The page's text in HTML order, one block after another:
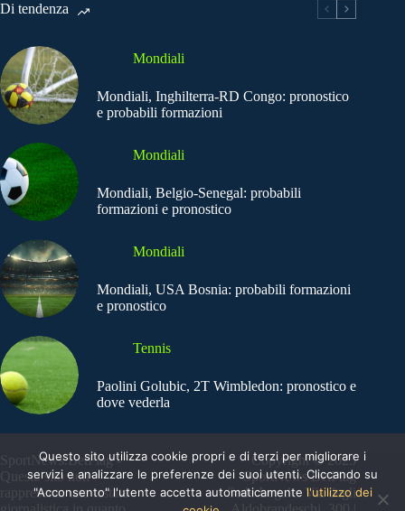
Di tendenza
Mondiali
Mondiali, Inghilterra-RD Congo: pronostico
e probabili formazioni
Mondiali
Mondiali, Belgio-Senegal: probabili
formazioni e pronostico
Mondiali
Mondiali, USA Bosnia: probabili formazioni
e pronostico
Tennis
Paolini Golubic, 2T Wimbledon: pronostico e
dove vederla
SportNews.BetFlag -
Questo sito non
rappresenta una testata
Copyright © 2025
SportNews BetFlag
Sede Legale: Via degli
Questo sito utilizza cookie propri e di terzi per migliorare i
servizi e analizzare le preferenze dei suoi utenti. Cliccando su
"Acconsento" l'utente accetta automaticamente l'utilizzo dei